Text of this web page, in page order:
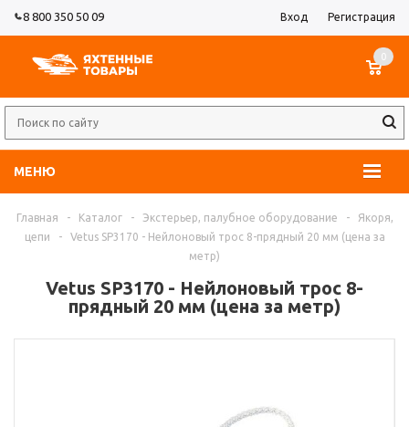
8 800 350 50 09 Вход Регистрация
МЕНЮ
0
Главная - Каталог - Экстерьер, палубное оборудование -
Якоря,
цепи
-
Vetus SP3170 - Нейлоновый трос 8-прядный 20 мм (цена за
метр)
Vetus SP3170 - Нейлоновый трос 8-
прядный 20 мм (цена за метр)